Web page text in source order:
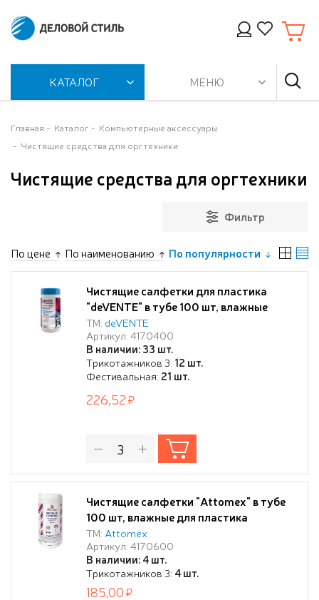
КАТАЛОГ МЕНЮ
Главная Каталог
Компьютерные аксессуары
Чистящие средства для оргтехники
Чистящие средства для оргтехники
Фильтр
По цене По наименованию По популярности
Чистящие салфетки для пластика
"deVENTE" в тубе 100 шт, влажные
ТМ: deVENTE
Артикул: 4170400
В наличии: 33 шт.
Трикотажников 3: 12 шт.
Фестивальная: 21 шт.
226,52
Чистящие салфетки "Attomex" в тубе
100 шт, влажные для пластика
ТМ: Attomex
Артикул: 4170600
В наличии: 4 шт.
Трикотажников 3: 4 шт.
185,00